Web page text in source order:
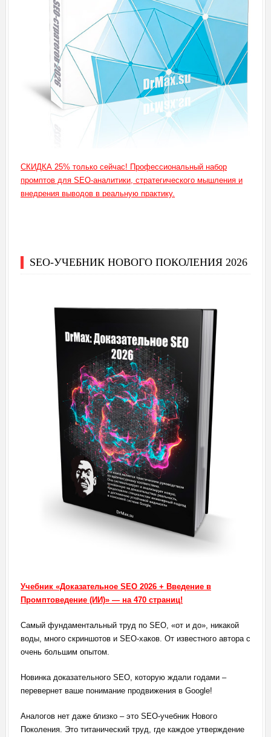
СКИДКА 25% только сейчас! Профессиональный набор
промптов для SEO-аналитики, стратегического мышления и
внедрения выводов в реальную практику.
SEO-УЧЕБНИК НОВОГО ПОКОЛЕНИЯ 2026
Учебник «Доказательное SEO 2026 + Введение в
Промптоведение (ИИ)» — на 470 страниц!
Самый фундаментальный труд по SEO, «от и до», никакой
воды, много скриншотов и SEO-хаков. От известного автора с
очень большим опытом.
Новинка доказательного SEO, которую ждали годами –
перевернет ваше понимание продвижения в Google!
Аналогов нет даже близко – это SEO-учебник Нового
Поколения. Это титанический труд, где каждое утверждение